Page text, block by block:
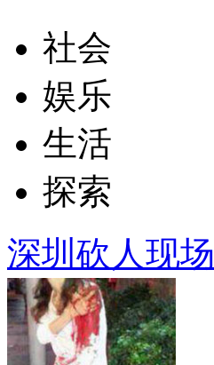
社会
娱乐
生活
探索
深圳砍人现场